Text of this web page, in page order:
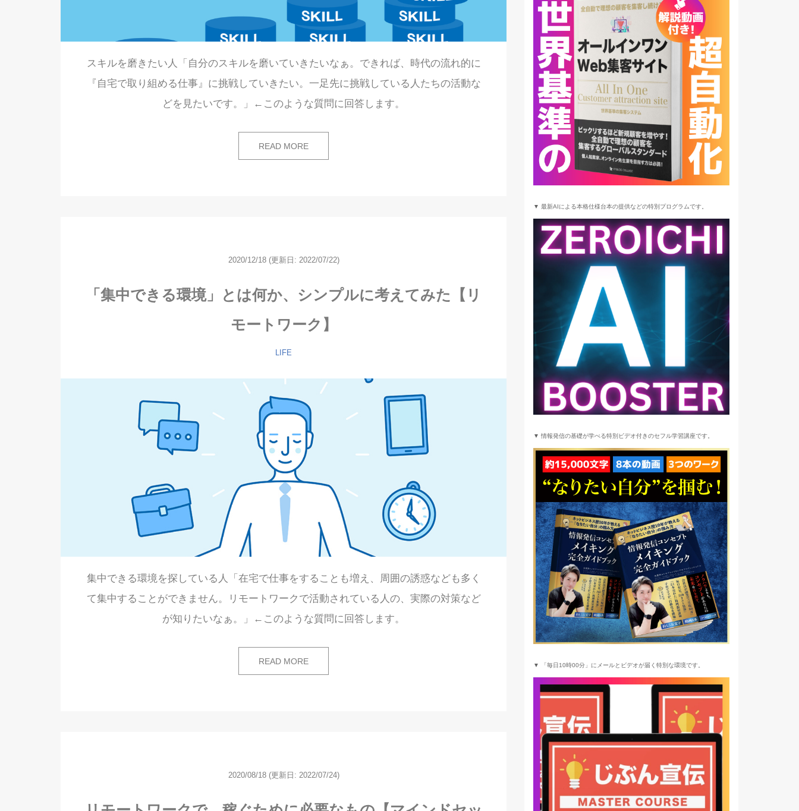
スキルを磨きたい人「自分のスキルを磨いていきたいなぁ。できれば、時代の流れ的に
『自宅で取り組める仕事』に挑戦していきたい。一足先に挑戦している人たちの活動な
どを見たいです。」←このような質問に回答します。
READ MORE
2020/12/18 (更新日: 2022/07/22)
「集中できる環境」とは何か、シンプルに考えてみた【リ
モートワーク】
LIFE
集中できる環境を探している人「在宅で仕事をすることも増え、周囲の誘惑なども多く
て集中することができません。リモートワークで活動されている人の、実際の対策など
が知りたいなぁ。」←このような質問に回答します。
READ MORE
2020/08/18 (更新日: 2022/07/24)
▼ 最新AIによる本格仕様台本の提供などの特別プログラムです。
▼ 情報発信の基礎が学べる特別ビデオ付きのセフル学習講座です。
▼ 「毎日10時00分」にメールとビデオが届く特別な環境です。